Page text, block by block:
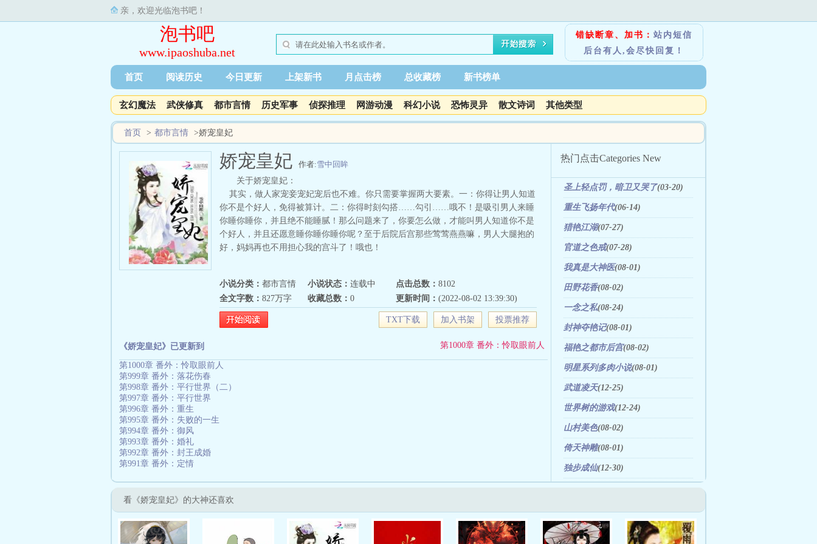
亲，欢迎光临泡书吧！
泡书吧
www.ipaoshuba.net
错缺断章、加书： 站内短信
后台有人,会尽快回复！
首页 阅读历史 今日更新 上架新书 月点击榜 总收藏榜 新书榜单
玄幻魔法 武侠修真 都市言情 历史军事 侦探推理 网游动漫 科幻小说 恐怖灵异 散文诗词 其他类型
首页 > 都市言情 >娇宠皇妃
娇宠皇妃 作者:雪中回眸
关于娇宠皇妃：
其实，做人家宠妾宠妃宠后也不难。你只需要掌握两大要素。一：你得让男人知道
你不是个好人，免得被算计。二：你得时刻勾搭……勾引……哦不！是吸引男人来睡
你睡你睡你，并且绝不能睡腻！那么问题来了，你要怎么做，才能叫男人知道你不是
个好人，并且还愿意睡你睡你睡你呢？至于后院后宫那些莺莺燕燕嘛，男人大腿抱的
好，妈妈再也不用担心我的宫斗了！哦也！
小说分类： 都市言情 小说状态： 连载中 点击总数： 8102
全文字数： 827万字 收藏总数： 0 更新时间： (2022-08-02 13:39:30)
TXT下载 加入书架 投票推荐
《娇宠皇妃》已更新到 第1000章 番外：怜取眼前人
第1000章 番外：怜取眼前人
第999章 番外：落花伤春
第998章 番外：平行世界（二）
第997章 番外：平行世界
第996章 番外：重生
第995章 番外：失败的一生
第994章 番外：御风
第993章 番外：婚礼
第992章 番外：封王成婚
第991章 番外：定情
热门点击Categories New
圣上轻点罚，暗卫又哭了(03-20)
重生飞扬年代(06-14)
猎艳江湖(07-27)
官道之色戒(07-28)
我真是大神医(08-01)
田野花香(08-02)
一念之私(08-24)
封神夺艳记(08-01)
福艳之都市后宫(08-02)
明星系列多肉小说(08-01)
武道凌天(12-25)
世界树的游戏(12-24)
山村美色(08-02)
倚天神雕(08-01)
独步成仙(12-30)
看《娇宠皇妃》的大神还喜欢